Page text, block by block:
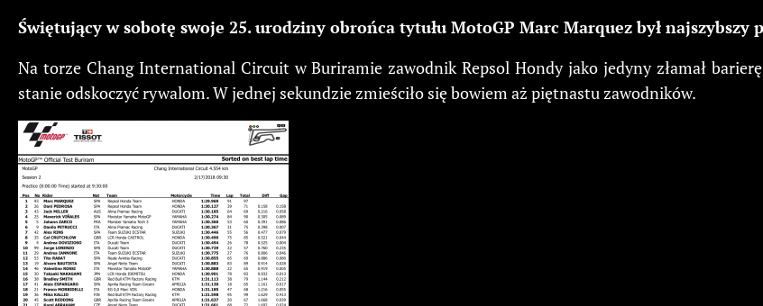
Świętujący w sobotę swoje 25. urodziny obrońca tytułu MotoGP Marc Marquez był
Na torze Chang International Circuit w Buriramie zawodnik Repsol Hondy jako jedyny złamał
stanie odskoczyć rywalom. W jednej sekundzie zmieściło się bowiem aż piętnastu zawodników.